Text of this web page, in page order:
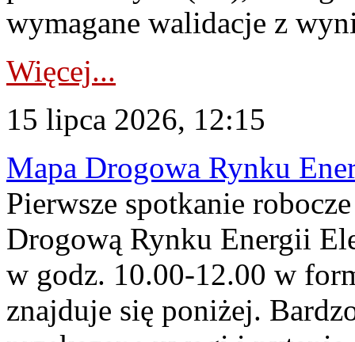
wymagane walidacje z
Więcej...
15 lipca 2026, 12:15
Mapa Drogowa Rynku
Pierwsze spotkanie
Drogową Rynku Energii
w godz. 10.00-12.00 w
znajduje się poniżej.